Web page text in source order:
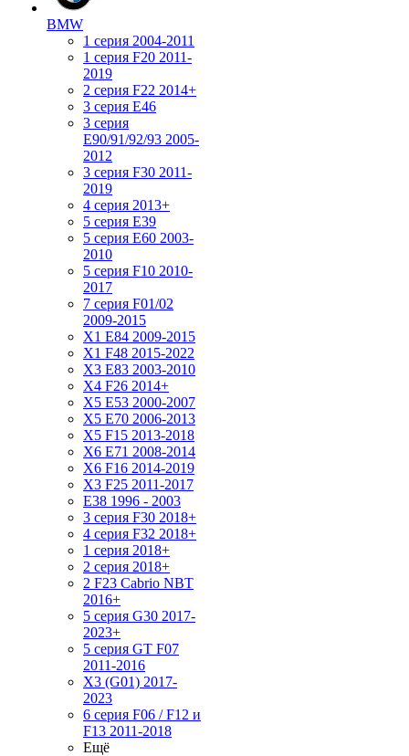
BMW
1 серия 2004-2011
1 серия F20 2011-
2019
2 серия F22 2014+
3 серия Е46
3 серия
E90/91/92/93 2005-
2012
3 серия F30 2011-
2019
4 серия 2013+
5 серия E39
5 серия E60 2003-
2010
5 серия F10 2010-
2017
7 серия F01/02
2009-2015
X1 E84 2009-2015
X1 F48 2015-2022
X3 E83 2003-2010
X4 F26 2014+
X5 E53 2000-2007
X5 E70 2006-2013
X5 F15 2013-2018
X6 E71 2008-2014
X6 F16 2014-2019
X3 F25 2011-2017
E38 1996 - 2003
3 серия F30 2018+
4 серия F32 2018+
1 серия 2018+
2 серия 2018+
2 F23 Cabrio NBT
2016+
5 серия G30 2017-
2023+
5 серия GT F07
2011-2016
X3 (G01) 2017-
2023
6 серия F06 / F12 и
F13 2011-2018
Ещё